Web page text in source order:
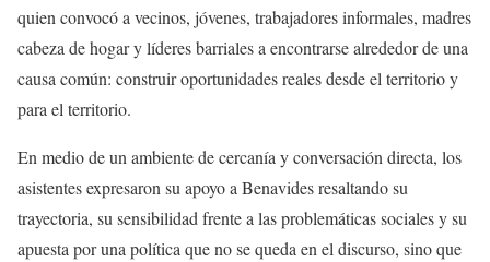
quien convocó a vecinos, jóvenes, trabajadores informales, madres
cabeza de hogar y líderes barriales a encontrarse alrededor de una
causa común: construir oportunidades reales desde el territorio y
para el territorio.
En medio de un ambiente de cercanía y conversación directa, los
asistentes expresaron su apoyo a Benavides resaltando su
trayectoria, su sensibilidad frente a las problemáticas sociales y su
apuesta por una política que no se queda en el discurso, sino que